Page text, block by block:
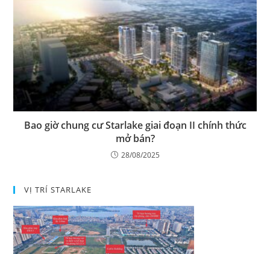
Bao giờ chung cư Starlake giai đoạn II chính thức
mở bán?
28/08/2025
VỊ TRÍ STARLAKE